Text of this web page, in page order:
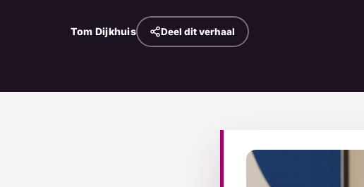
Tom Dijkhuis Deel dit verhaal